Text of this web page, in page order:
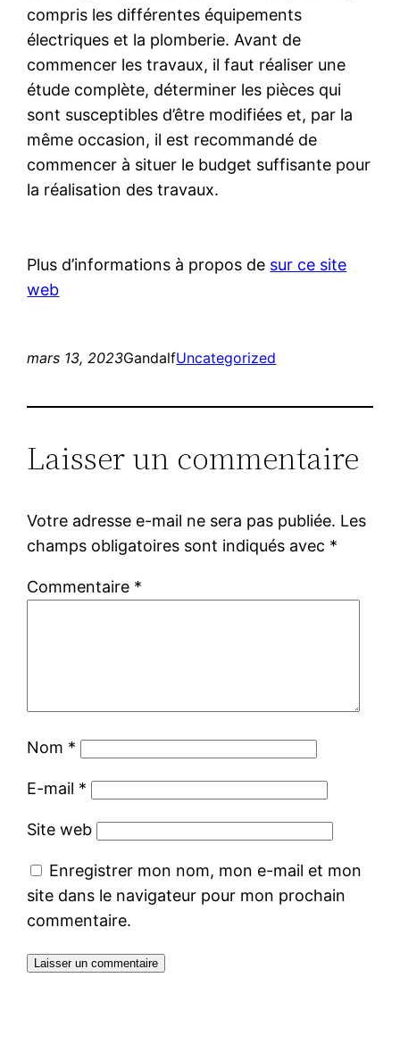
compris les différentes équipements
électriques et la plomberie. Avant de
commencer les travaux, il faut réaliser une
étude complète, déterminer les pièces qui
sont susceptibles d’être modifiées et, par la
même occasion, il est recommandé de
commencer à situer le budget suffisante pour
la réalisation des travaux.
Plus d’informations à propos de sur ce site
web
mars 13, 2023GandalfUncategorized
Laisser un commentaire
Votre adresse e-mail ne sera pas publiée. Les
champs obligatoires sont indiqués avec *
Commentaire *
Nom *
E-mail *
Site web
Enregistrer mon nom, mon e-mail et mon
site dans le navigateur pour mon prochain
commentaire.